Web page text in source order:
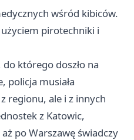
wśród kibiców.
pirotechniki i
którego doszło na
policja musiała
regionu, ale i z innych
z Katowic,
po Warszawę świadczy